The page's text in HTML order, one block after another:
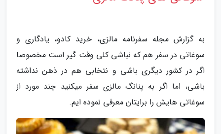
به گزارش مجله سفرنامه مالزی، خرید کادو، یادگاری و
سوغاتی در سفر هم که نباشی کلی وقت گیر است مخصوصا
اگر در کشور دیگری باشی و نتخابی هم در ذهن نداشته
باشی، اما اگر به پنانگ مالزی سفر میکنید چند مورد از
سوغاتی هایش را برایتان معرفی نموده ایم.